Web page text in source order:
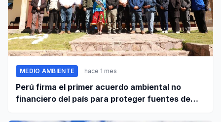
MEDIO AMBIENTE hace 1 mes
Perú firma el primer acuerdo ambiental no
financiero del país para proteger fuentes de